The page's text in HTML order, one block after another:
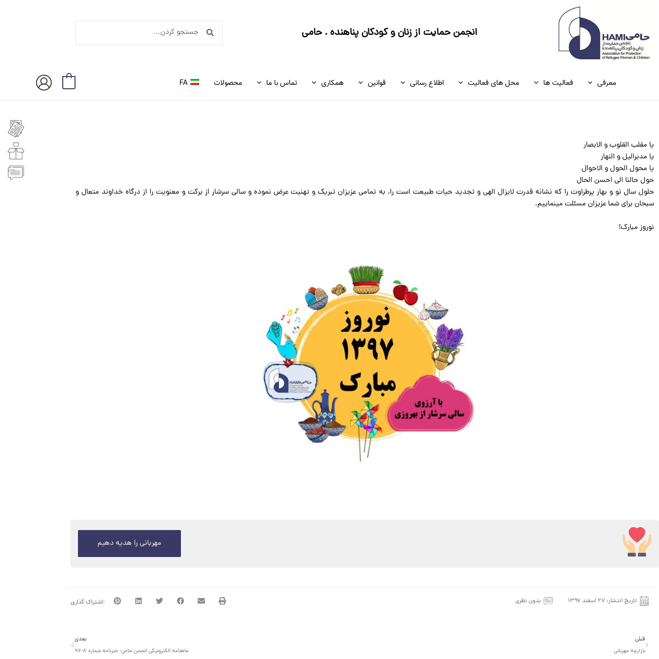
انجمن حمایت از زنان و کودکان پناهنده . حامی
جستجو
کردنکردن
معرفی فعالیت ها محل های فعالیت اطلاع رسانی قوانین همکاری تماس با ما محصولات FA
یا مقلب القلوب و الابصار
یا مدبرالیل و النهار
یا محول الحول و الاحوال
حول حالنا الی احسن الحال
حلول سال نو و بهار پرطراوت را که نشانه قدرت لایزال الهی و تجدید حیات طبیعت است را، به تمامی عزیزان تبریک و تهنیت عرض نموده و سالی سرشار از برکت و معنویت را از درگاه خداوند متعال و
سبحان برای شما عزیزان مسئلت مینماییم.
نوروز مبارک!
مهربانی را هدیه دهیم
تاریخ انتشار: ۲۷ اسفند ۱۳۹۶ بدون نظری
قبلی
قبلی
بازارچه مهربانی
بعدی
ماهنامه الکترونیکی انجمن حامی- خبرنامه شماره ۸-۹۶